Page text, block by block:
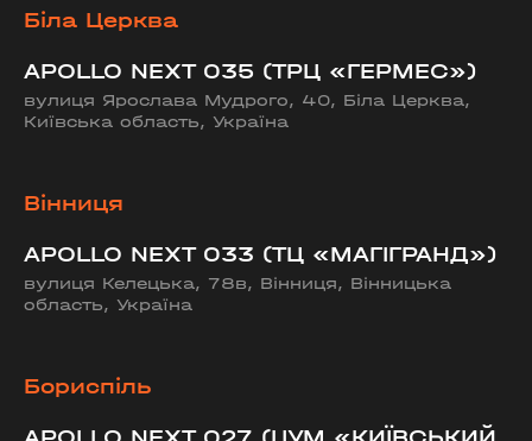
Біла Церква
APOLLO NEXT 035 (ТРЦ «ГЕРМЕС»)
вулиця Ярослава Мудрого, 40, Біла Церква,
Київська область, Україна
Вінниця
APOLLO NEXT 033 (ТЦ «МАГІГРАНД»)
вулиця Келецька, 78в, Вінниця, Вінницька
область, Україна
Бориспіль